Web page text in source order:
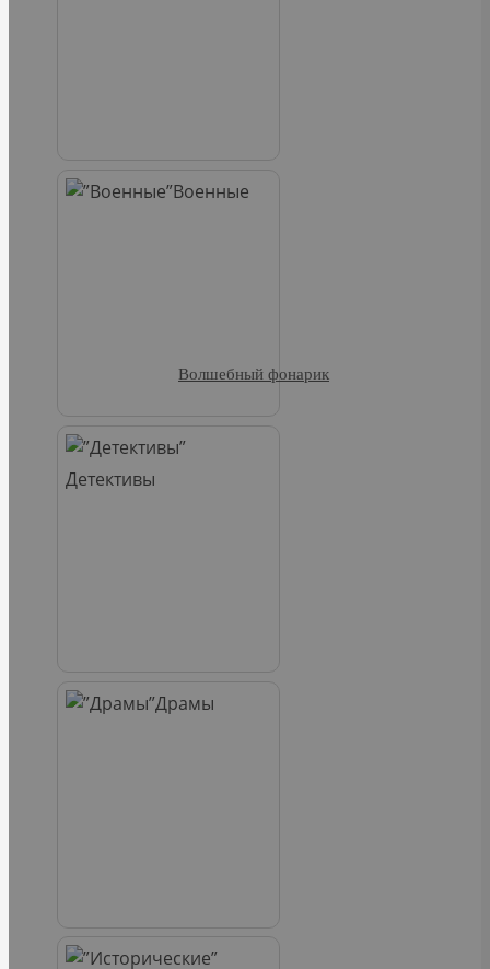
Военные
Детективы
Драмы
Волшебный фонарик